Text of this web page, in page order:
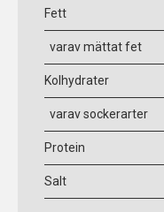
Fett
varav mättat fet
Kolhydrater
varav sockerarter
Protein
Salt